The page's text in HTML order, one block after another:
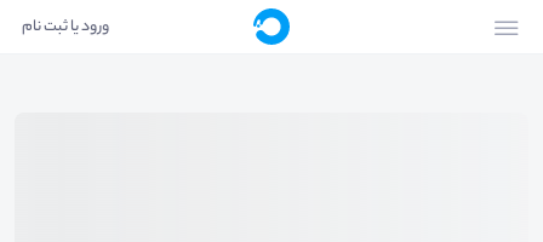
ورود یا ثبت نام